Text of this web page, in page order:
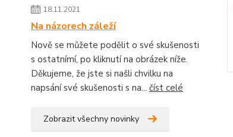
18.11.2021
Na názorech záleží
Nově se můžete podělit o své skušenosti
s ostatnímí, po kliknutí na obrázek níže.
Děkujeme, že jste si našli chvilku na
napsání své skušenosti s na... číst celé
Zobrazit všechny novinky